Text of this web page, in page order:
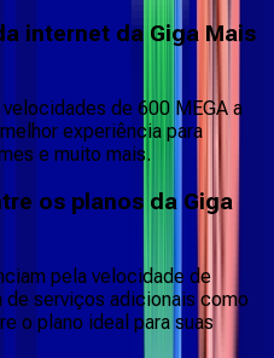
internet da Giga Mais
de 600 MEGA a
experiência para
e muito mais.
os planos da Giga
pela velocidade de
serviços adicionais como
o plano ideal para suas